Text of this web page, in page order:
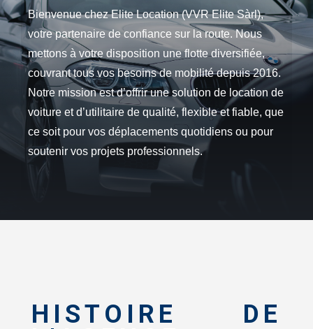
Bienvenue chez Elite Location (VVR Elite Sàrl),
votre partenaire de confiance sur la route. Nous
mettons à votre disposition une flotte diversifiée,
couvrant tous vos besoins de mobilité depuis 2016.
Notre mission est d’offrir une solution de location de
voiture et d’utilitaire de qualité, flexible et fiable, que
ce soit pour vos déplacements quotidiens ou pour
soutenir vos projets professionnels.
HISTOIRE DE